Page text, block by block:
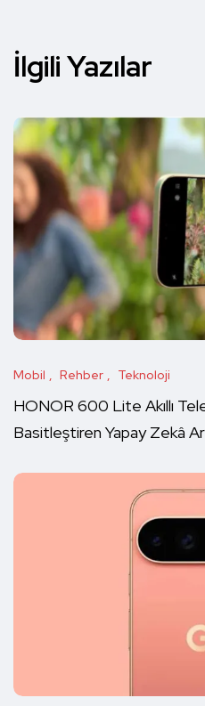
İlgili Yazılar
Mobil Rehber Teknoloji
HONOR 600 Lite Akıllı
Basitleştiren Yapay Zekâ